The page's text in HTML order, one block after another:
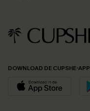
DOWNLOAD DE CUPSHE-APP